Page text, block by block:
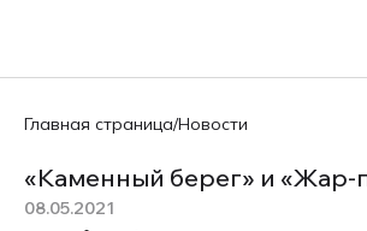
Главная страница/Новости
«Каменный берег» и «Жар-
08.05.2021